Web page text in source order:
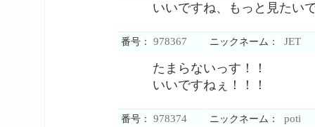
いいですね、もっと見たい
番号： 978367 ニックネーム： JET
たまらないっす！！
いいですねぇ！！！
番号： 978374 ニックネーム： poti